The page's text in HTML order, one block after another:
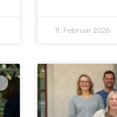
11. Februar 2026